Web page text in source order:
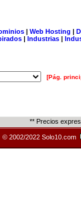
| Web Hosting |
| Industrias |
[Pág.
** Precios
© 2002/2022 Solo10.com